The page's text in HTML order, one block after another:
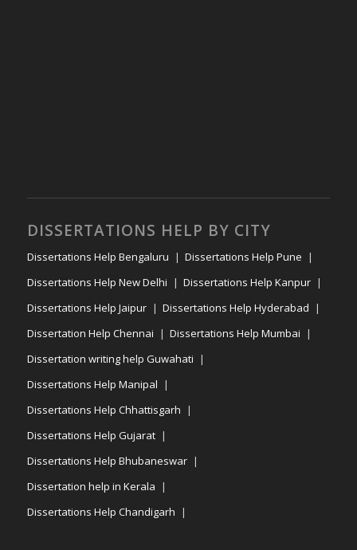
DISSERTATIONS HELP BY CITY
Dissertations Help Bengaluru
Dissertations Help Pune
Dissertations Help New Delhi
Dissertations Help Kanpur
Dissertations Help Jaipur
Dissertations Help Hyderabad
Dissertation Help Chennai
Dissertations Help Mumbai
Dissertation writing help Guwahati
Dissertations Help Manipal
Dissertations Help Chhattisgarh
Dissertations Help Gujarat
Dissertations Help Bhubaneswar
Dissertation help in Kerala
Dissertations Help Chandigarh